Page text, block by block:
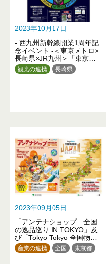
2023年10月17日
- 西九州新幹線開業1周年記
念イベント -＜東京メトロ×
長崎県×JR九州＞「東京メト
ロで巡る 長崎県ゆかりの地
スタンプラリー」期間：10
観光の連携 長崎県
2023年09月05日
「アンテナショップ 全国
の逸品巡り IN TOKYO」及
び「Tokyo Tokyo 全国物産
展 JAPAN SELECT」を開
催！
産業の連携 全国 東京都